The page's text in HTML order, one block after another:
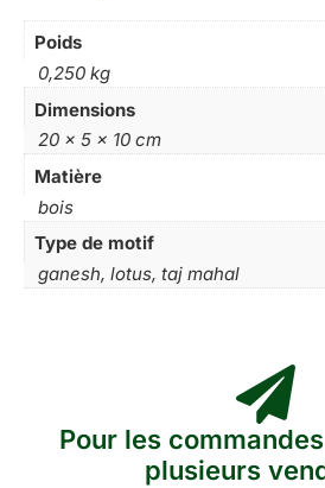
Poids
0,250 kg
Dimensions
20 × 5 × 10 cm
Matière
bois
Type de motif
ganesh, lotus, taj mahal
Pour les
plusieurs